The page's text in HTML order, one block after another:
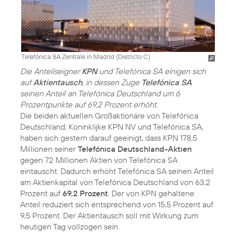
Telefónica SA Zentrale in Madrid (Districto C)
Die AnteilseignerKPNund Telefónica SA einigen sich
aufAktientausch, in dessen Zuge Telefónica SA
seinen Anteil an Telefónica Deutschland um 6
Prozentpunkte auf 69,2 Prozent erhöht.
Die beiden aktuellen Großaktionäre von Telefónica
Deutschland, Koninklijke KPN NV und Telefónica SA,
haben sich gestern darauf geeinigt, dass KPN 178,5
Millionen seinerTelefónica Deutschland-Aktien
gegen 72 Millionen Aktien von Telefónica SA
eintauscht. Dadurch erhöht Telefónica SA seinen Anteil
am Aktienkapital von Telefónica Deutschland von 63,2
Prozent auf 69,2 Prozent . Der von KPN gehaltene
Anteil reduziert sich entsprechend von 15,5 Prozent auf
9,5 Prozent. Der Aktientausch soll mit Wirkung zum
heutigen Tag vollzogen sein.